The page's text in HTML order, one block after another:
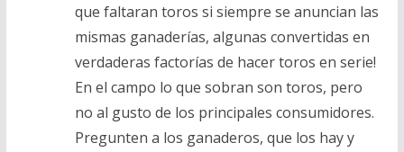
que faltaran toros si siempre se anuncian las
mismas ganaderías, algunas convertidas en
verdaderas factorías de hacer toros en serie!
En el campo lo que sobran son toros, pero
no al gusto de los principales consumidores.
Pregunten a los ganaderos, que los hay y